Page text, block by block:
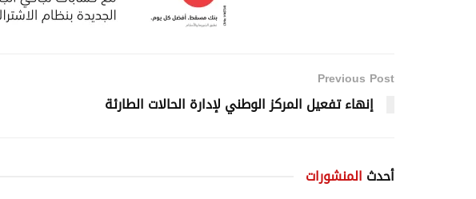
Previous Post
إنهاء تفعيل المركز الوطني لإدارة الحالات الطارئة
أحدث المنشورات